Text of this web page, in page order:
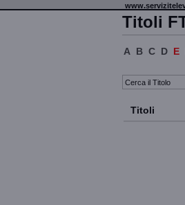
Titoli
A B C D E
Titoli